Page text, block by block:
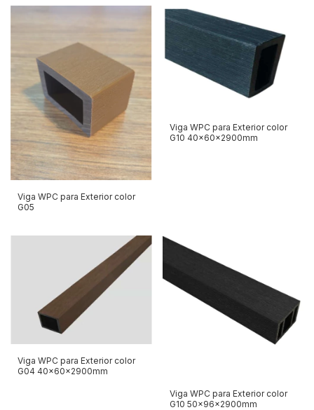
Viga WPC para Exterior color
G05
Viga WPC para Exterior color
G10 40x60x2900mm
Viga WPC para Exterior color
G04 40x60x2900mm
Viga WPC para Exterior color
G10 50x96x2900mm